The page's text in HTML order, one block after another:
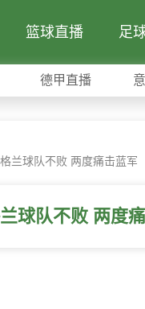
篮球直播 足
德甲直播
兰球队不败 两度痛击蓝军
球队不败 两度